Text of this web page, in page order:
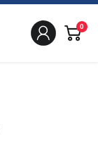
0